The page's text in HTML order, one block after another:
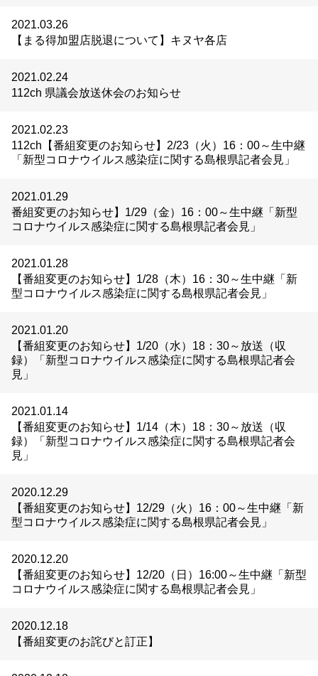
2021.03.26
【まる得加盟店脱退について】キヌヤ各店
2021.02.24
112ch 県議会放送休会のお知らせ
2021.02.23
112ch【番組変更のお知らせ】2/23（火）16：00～生中継
「新型コロナウイルス感染症に関する島根県記者会見」
2021.01.29
番組変更のお知らせ】1/29（金）16：00～生中継「新型
コロナウイルス感染症に関する島根県記者会見」
2021.01.28
【番組変更のお知らせ】1/28（木）16：30～生中継「新
型コロナウイルス感染症に関する島根県記者会見」
2021.01.20
【番組変更のお知らせ】1/20（水）18：30～放送（収
録）「新型コロナウイルス感染症に関する島根県記者会
見」
2021.01.14
【番組変更のお知らせ】1/14（木）18：30～放送（収
録）「新型コロナウイルス感染症に関する島根県記者会
見」
2020.12.29
【番組変更のお知らせ】12/29（火）16：00～生中継「新
型コロナウイルス感染症に関する島根県記者会見」
2020.12.20
【番組変更のお知らせ】12/20（日）16:00～生中継「新型
コロナウイルス感染症に関する島根県記者会見」
2020.12.18
【番組変更のお詫びと訂正】